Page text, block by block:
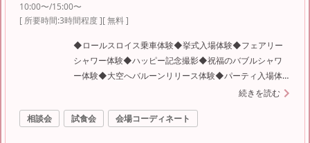
10:00〜/15:00〜
[ 所要時間:3時間程度][ 無料 ]
◆ロールスロイス乗車体験◆挙式入場体験◆フェアリー
シャワー体験◆ハッピー記念撮影◆祝福のバブルシャワ
ー体験◆大空へバルーンリリース体験◆パーティ入場体
続きを読む
相談会 試食会 会場コーディネート